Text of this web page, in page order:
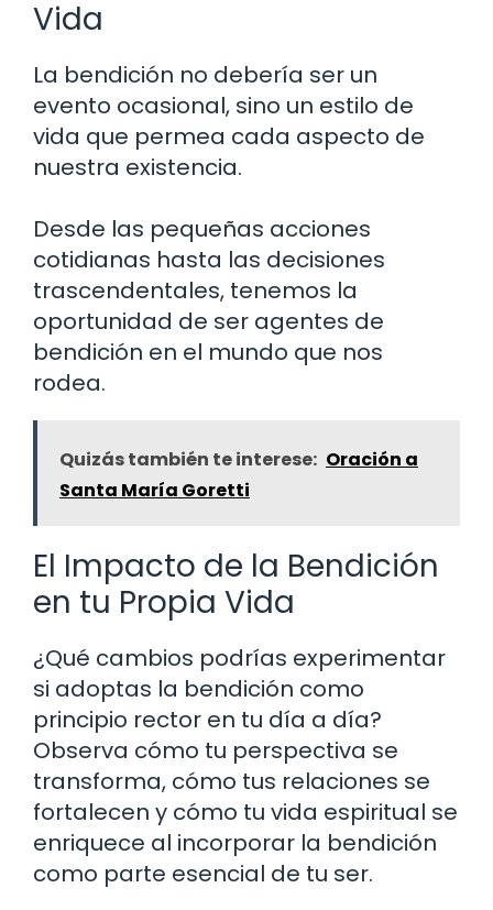
Vida
La bendición no debería ser un
evento ocasional, sino un estilo de
vida que permea cada aspecto de
nuestra existencia.
Desde las pequeñas acciones
cotidianas hasta las decisiones
trascendentales, tenemos la
oportunidad de ser agentes de
bendición en el mundo que nos
rodea.
Quizás también te interese: Oración a
Santa María Goretti
El Impacto de la Bendición
en tu Propia Vida
¿Qué cambios podrías experimentar
si adoptas la bendición como
principio rector en tu día a día?
Observa cómo tu perspectiva se
transforma, cómo tus relaciones se
fortalecen y cómo tu vida espiritual se
enriquece al incorporar la bendición
como parte esencial de tu ser.